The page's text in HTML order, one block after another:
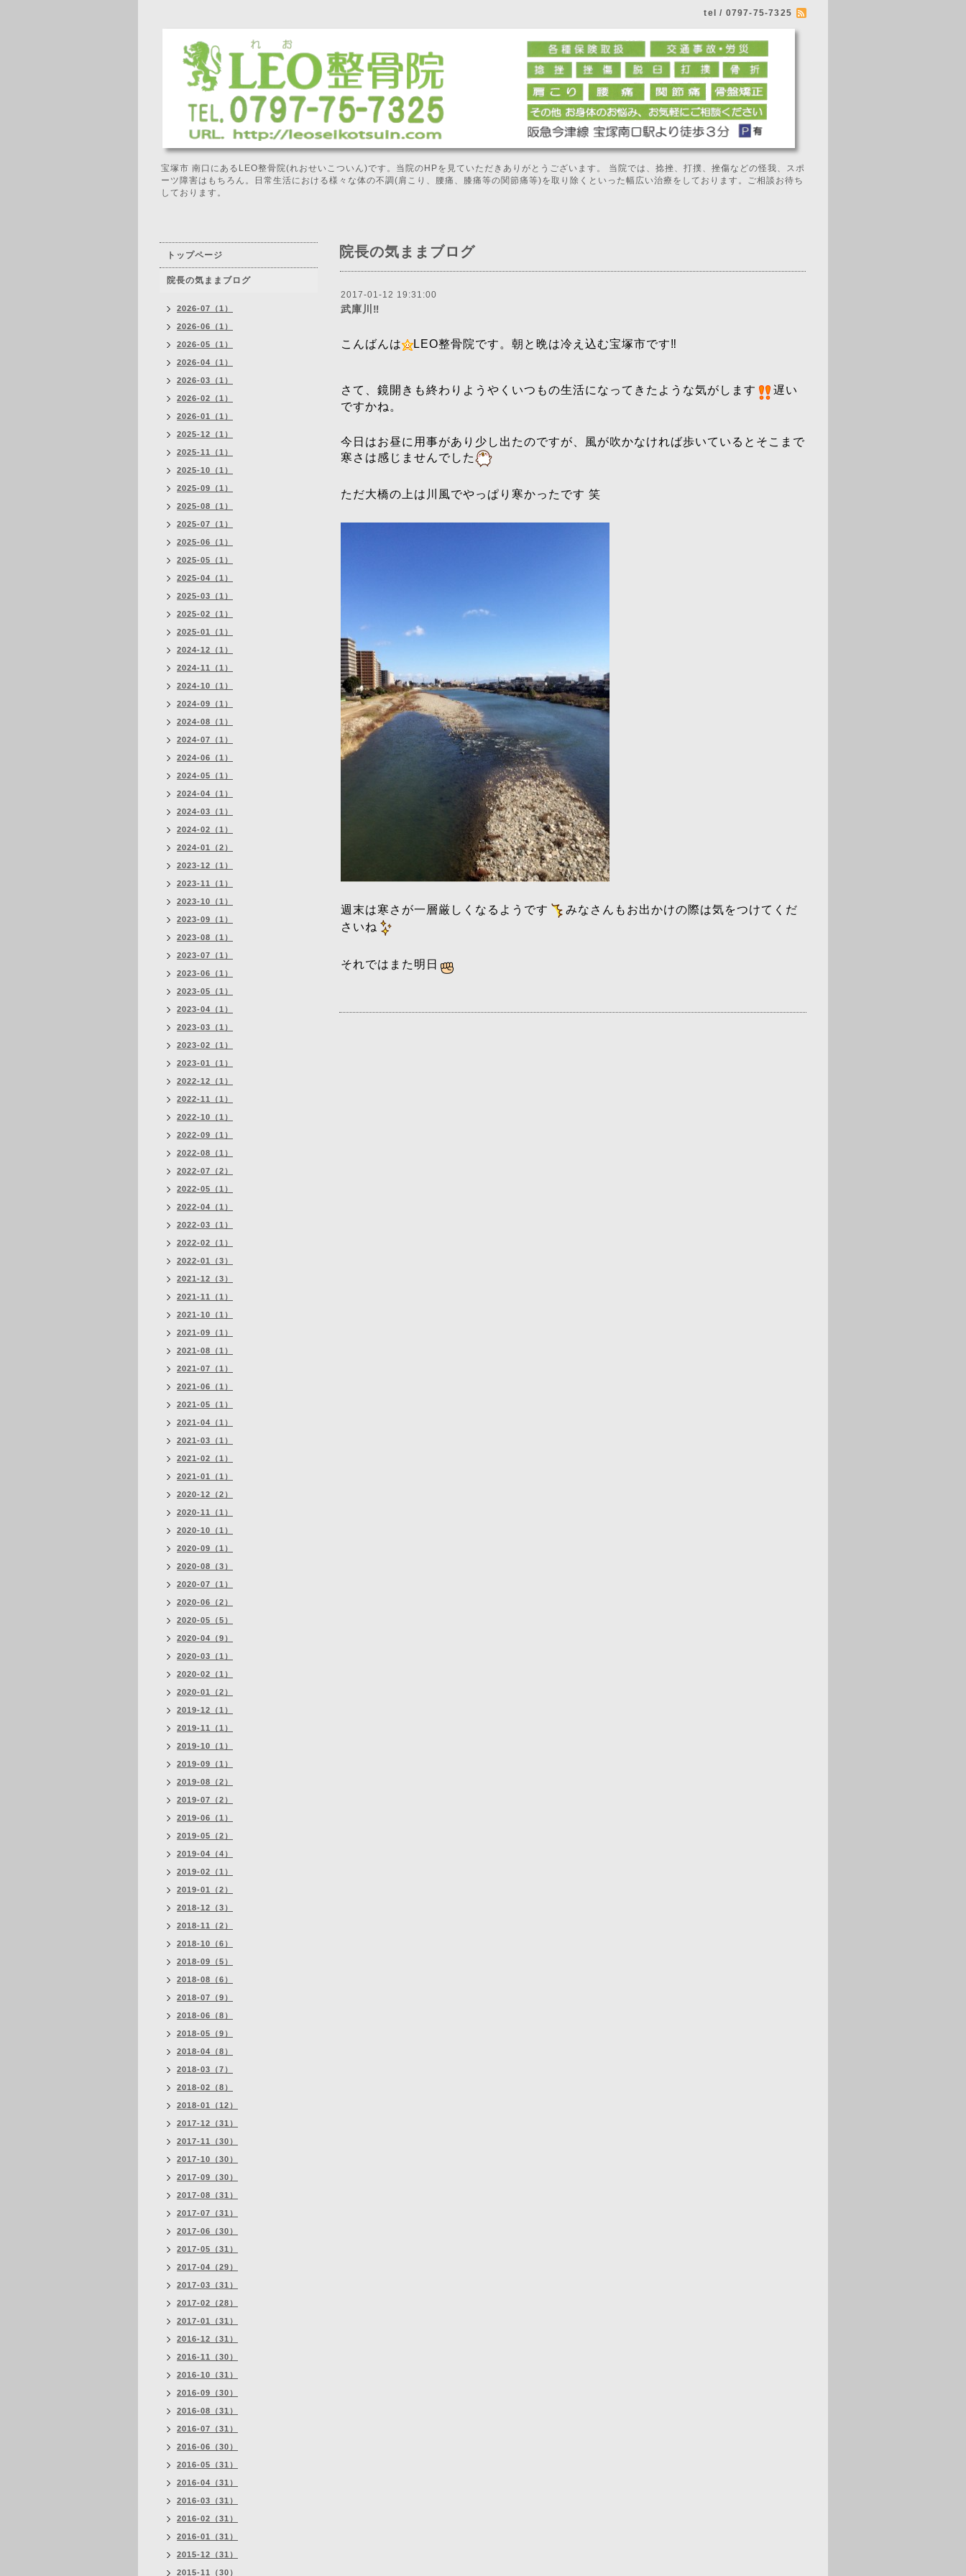
tel / 0797-75-7325
宝塚市 南口にあるLEO整骨院(れおせいこついん)です。当院のHPを見ていただきありがとうございます。 当院では、捻挫、打撲、挫傷などの怪我、スポ
ーツ障害はもちろん。日常生活における様々な体の不調(肩こり、腰痛、膝痛等の関節痛等)を取り除くといった幅広い治療をしております。ご相談お待ち
しております。
院長の気ままブログ
2017-01-12 19:31:00
武庫川‼️
こんばんは LEO整骨院です。朝と晩は冷え込む宝塚市です‼️
さて、鏡開きも終わりようやくいつもの生活になってきたような気がします
遅い
ですかね。
今日はお昼に用事があり少し出たのですが、風が吹かなければ歩いているとそこまで
寒さは感じませんでした
ただ大橋の上は川風でやっぱり寒かったです 笑
週末は寒さが一層厳しくなるようです
みなさんもお出かけの際は気をつけてくだ
さいね
それではまた明日
トップページ
院長の気ままブログ
2026-07（1）
2026-06（1）
2026-05（1）
2026-04（1）
2026-03（1）
2026-02（1）
2026-01（1）
2025-12（1）
2025-11（1）
2025-10（1）
2025-09（1）
2025-08（1）
2025-07（1）
2025-06（1）
2025-05（1）
2025-04（1）
2025-03（1）
2025-02（1）
2025-01（1）
2024-12（1）
2024-11（1）
2024-10（1）
2024-09（1）
2024-08（1）
2024-07（1）
2024-06（1）
2024-05（1）
2024-04（1）
2024-03（1）
2024-02（1）
2024-01（2）
2023-12（1）
2023-11（1）
2023-10（1）
2023-09（1）
2023-08（1）
2023-07（1）
2023-06（1）
2023-05（1）
2023-04（1）
2023-03（1）
2023-02（1）
2023-01（1）
2022-12（1）
2022-11（1）
2022-10（1）
2022-09（1）
2022-08（1）
2022-07（2）
2022-05（1）
2022-04（1）
2022-03（1）
2022-02（1）
2022-01（3）
2021-12（3）
2021-11（1）
2021-10（1）
2021-09（1）
2021-08（1）
2021-07（1）
2021-06（1）
2021-05（1）
2021-04（1）
2021-03（1）
2021-02（1）
2021-01（1）
2020-12（2）
2020-11（1）
2020-10（1）
2020-09（1）
2020-08（3）
2020-07（1）
2020-06（2）
2020-05（5）
2020-04（9）
2020-03（1）
2020-02（1）
2020-01（2）
2019-12（1）
2019-11（1）
2019-10（1）
2019-09（1）
2019-08（2）
2019-07（2）
2019-06（1）
2019-05（2）
2019-04（4）
2019-02（1）
2019-01（2）
2018-12（3）
2018-11（2）
2018-10（6）
2018-09（5）
2018-08（6）
2018-07（9）
2018-06（8）
2018-05（9）
2018-04（8）
2018-03（7）
2018-02（8）
2018-01（12）
2017-12（31）
2017-11（30）
2017-10（30）
2017-09（30）
2017-08（31）
2017-07（31）
2017-06（30）
2017-05（31）
2017-04（29）
2017-03（31）
2017-02（28）
2017-01（31）
2016-12（31）
2016-11（30）
2016-10（31）
2016-09（30）
2016-08（31）
2016-07（31）
2016-06（30）
2016-05（31）
2016-04（31）
2016-03（31）
2016-02（31）
2016-01（31）
2015-12（31）
2015-11（30）